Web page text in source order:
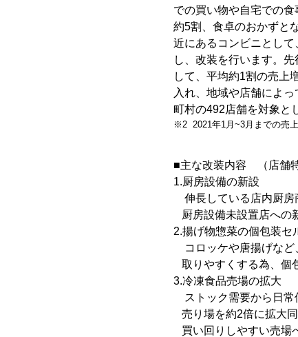
での買い物や自宅での
約5割、食卓のおかずと
近にあるコンビニとし
し、改装を行います。
して、平均約1割の売上
入れ、地域や店舗によ
町村の492店舗を対象と
※2 2021年1月~3月までの売
■主な改装内容 （店舗
1.厨房設備の新設
伸長している店内厨房
厨房設備未設置店への
2.揚げ物惣菜の個包装セ
コロッケや唐揚げなど
取りやすくする為、個
3.冷凍食品売場の拡大
ストック需要から日常
売り場を約2倍に拡大
買い回りしやすい売場